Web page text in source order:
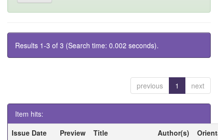
Results 1-3 of 3 (Search time: 0.002 seconds).
previous 1 next
Item hits:
Issue Date
Preview Title Author(s)